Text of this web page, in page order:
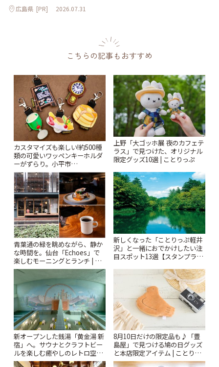
広島県 [PR] 2026.07.31
こちらの記事もおすすめ
カスタマイズも楽しい!約500種
類の可愛いワッペンキーホルダ
ーがずらり。小平市
「Kimamaya T&K」 | ことりっ
ぷ
上野「大ゴッホ展 夜のカフェテ
ラス」で見つけた、オリジナル
限定グッズ10選 | ことりっぷ
青葉通の緑を眺めながら、静か
な時間を。仙台「Echoes」で
楽しむモーニングとランチ | こ
とりっぷ
新しくなった「ことりっぷ軽井
沢」と一緒におでかけしたい注
目スポット13選【スタンプラリ
新オープンした銭湯「黄金湯 新
宿」へ。サウナとクラフトビー
ルを楽しむ癒やしのレトロ空間
| ことりっぷ
8月10日だけの限定品も♪「豊
島屋」で見つける鳩の日グッズ
と本店限定アイテム | ことりっ
ぷ